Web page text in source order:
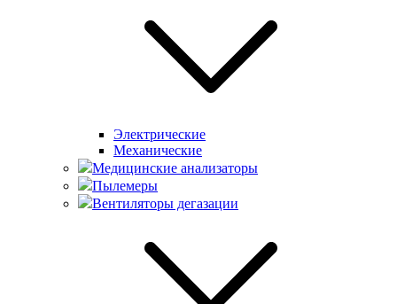
Электрические
Механические
Медицинские анализаторы
Пылемеры
Вентиляторы дегазации